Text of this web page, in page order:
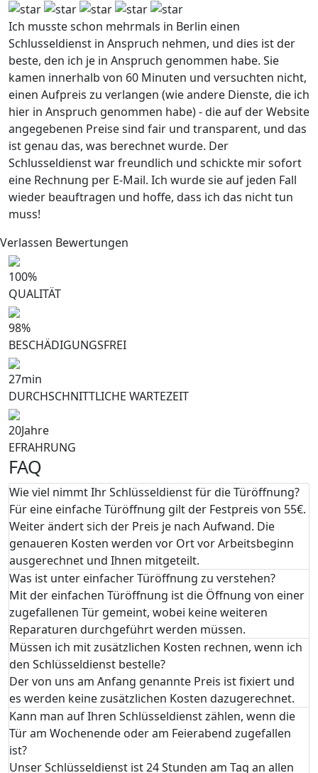
Ich musste schon mehrmals in Berlin einen
Schlusseldienst in Anspruch nehmen, und dies ist der
beste, den ich je in Anspruch genommen habe. Sie
kamen innerhalb von 60 Minuten und versuchten nicht,
einen Aufpreis zu verlangen (wie andere Dienste, die ich
hier in Anspruch genommen habe) - die auf der Website
angegebenen Preise sind fair und transparent, und das
ist genau das, was berechnet wurde. Der
Schlusseldienst war freundlich und schickte mir sofort
eine Rechnung per E-Mail. Ich wurde sie auf jeden Fall
wieder beauftragen und hoffe, dass ich das nicht tun
muss!
Verlassen Bewertungen
100%
QUALITÄT
98%
BESCHÄDIGUNGSFREI
27min
DURCHSCHNITTLICHE WARTEZEIT
20Jahre
EFRAHRUNG
FAQ
Wie viel nimmt Ihr Schlüsseldienst für die Türöffnung?
Für eine einfache Türöffnung gilt der Festpreis von 55€.
Weiter ändert sich der Preis je nach Aufwand. Die
genaueren Kosten werden vor Ort vor Arbeitsbeginn
ausgerechnet und Ihnen mitgeteilt.
Was ist unter einfacher Türöffnung zu verstehen?
Mit der einfachen Türöffnung ist die Öffnung von einer
zugefallenen Tür gemeint, wobei keine weiteren
Reparaturen durchgeführt werden müssen.
Müssen ich mit zusätzlichen Kosten rechnen, wenn ich
den Schlüsseldienst bestelle?
Der von uns am Anfang genannte Preis ist fixiert und
es werden keine zusätzlichen Kosten dazugerechnet.
Kann man auf Ihren Schlüsseldienst zählen, wenn die
Tür am Wochenende oder am Feierabend zugefallen
ist?
Unser Schlüsseldienst ist 24 Stunden am Tag an allen